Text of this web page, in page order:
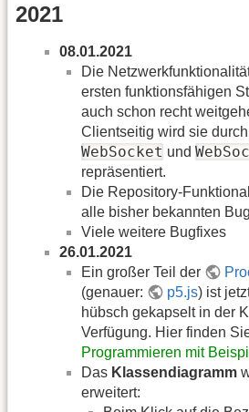
2021
08.01.2021
Die
ersten funktionsfähigen
auch schon recht
Clientseitig wird sie
WebSocket und
repräsentiert.
Die Repository-
alle bisher bekannten
Viele weitere Bugfixes
26.01.2021
Ein großer Teil der
(genauer:
p5.js) ist
hübsch gekapselt in der
Verfügung. Hier finden
Programmieren mit
Das Klassendiagramm
erweitert: